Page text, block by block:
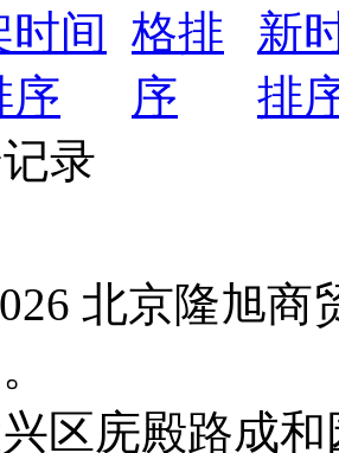
录
北京隆旭
区庑殿路成和